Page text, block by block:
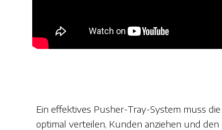
Ein effektives Pusher-Tray-System muss
optimal verteilen, Kunden anziehen und den